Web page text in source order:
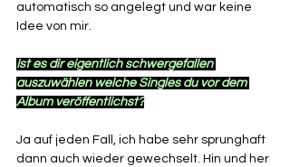
automatisch so angelegt und war keine
Idee von mir.
Ist es dir eigentlich schwergefallen
auszuwählen welche Singles du vor dem
Album veröffentlichst?
Ja auf jeden Fall, ich habe sehr sprunghaft
dann auch wieder gewechselt. Hin und her